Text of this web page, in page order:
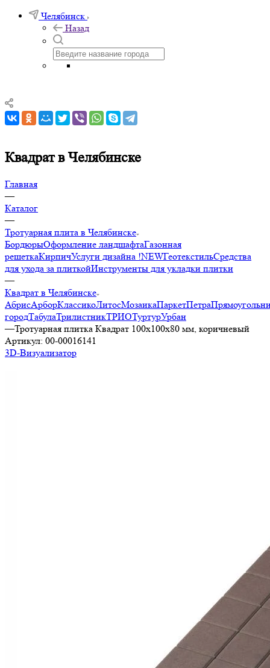
Челябинск
Назад
Квадрат в Челябинске
Главная
—
Каталог
—
Тротуарная плита в Челябинске
БордюрыОформление ландшафтаГазонная
решеткаКирпичУслуги дизайна !NEWГеотекстильСредства
для ухода за плиткойИнструменты для укладки плитки
—
Квадрат в Челябинске
АбрисАрборКлассикоЛитосМозаикаПаркетПетра
городТабулаТрилистникТРИОТуртурУрбан
—Тротуарная плитка Квадрат 100х100х80 мм, коричневый
Артикул: 00-00016141
3D-Визуализатор